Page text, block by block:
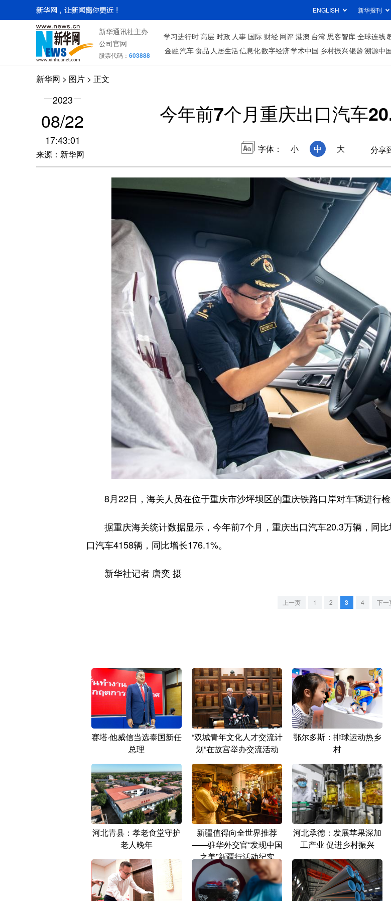
ENGLISH 新华报刊
新华通讯社主办
公司官网
股票代码： 603888
学习进行时高层 时政 人事 国际 财经 网评 港澳 台湾 思客智库 全球连线
金融汽车食品 人居生活信息化数字经济学术中国 乡村振兴银龄溯源中
新华网 > 图片 > 正文
2023
08/22
17:43:01
来源：新华网
今年前7个月重庆出口汽车
字体： 小 中 大 分享
8月22日，海关人员在位于重庆市沙坪坝区的重庆铁路口岸对车辆进行检
据重庆海关统计数据显示，今年前7个月，重庆出口汽车20.3万辆，同
口汽车4158辆，同比增长176.1%。
新华社记者 唐奕 摄
上一页 1 2 3 4 下一
赛塔·他威信当选泰国新任
总理
“双城青年文化人才交流计
划”在故宫举办交流活动
鄂尔多斯：排球运动热乡
村
河北青县：孝老食堂守护
老人晚年
新疆值得向全世界推荐
——驻华外交官“发现中国
之美”新疆行活动纪实
河北承德：发展苹果深加
工产业 促进乡村振兴